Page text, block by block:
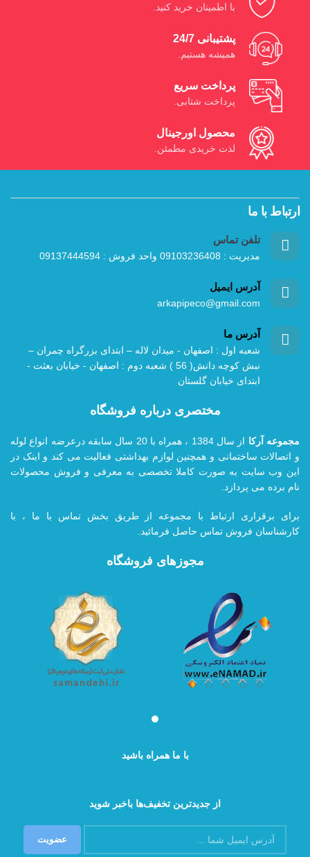
با اطمینان خرید کنید.
پشتیبانی 24/7
همیشه هستیم.
پرداخت سریع
پرداخت شتابی.
محصول اورجینال
لذت خریدی مطمئن.
ارتباط با ما
تلفن تماس
مدیریت : 09103236408 واحد فروش : 09137444594
آدرس ایمیل
arkapipeco@gmail.com
آدرس ما
شعبه اول : اصفهان - میدان لاله – ابتدای بزرگراه چمران –
نبش کوچه دانش( 56 ) شعبه دوم : اصفهان - خیابان بعثت -
ابتدای خیابان گلستان
مختصری درباره فروشگاه
مجموعه آرکا از سال 1384 ، همراه با 20
سال سابقه درعرضه انواع لوله
و اتصالات ساختمانی و همچنین لوازم بهداشتی فعالیت می کند و اینک در
این وب سایت به صورت کاملا تخصصی به معرفی و فروش محصولات
نام برده می پردازد.
برای برقراری ارتباط با مجموعه از طریق بخش تماس با ما ، با
کارشناسان فروش تماس حاصل فرمائید.
مجوزهای فروشگاه
با ما همراه باشید
از جدیدترین تخفیف‌ها باخبر شوید